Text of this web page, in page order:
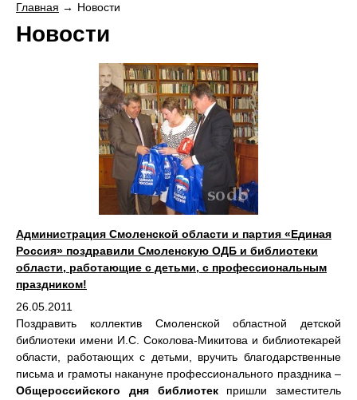
Главная Новости
Новости
Администрация Смоленской области и партия «Единая
Россия» поздравили Смоленскую ОДБ и библиотеки
области, работающие с детьми, с профессиональным
праздником!
26.05.2011
Поздравить коллектив Смоленской областной детской
библиотеки имени И.С. Соколова-Микитова и библиотекарей
области, работающих с детьми, вручить благодарственные
письма и грамоты накануне профессионального праздника –
Общероссийского дня библиотекпришли заместитель